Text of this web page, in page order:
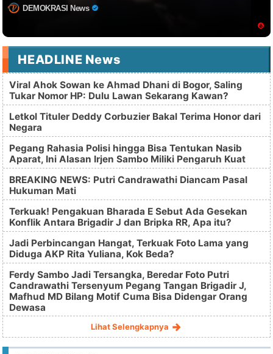
DEMOKRASI News
HEADLINE News
Viral Ahok Sowan ke Ahmad Dhani di Bogor, Saling
Tukar Nomor HP: Dulu Lawan Sekarang Kawan?
Letkol Tituler Deddy Corbuzier Bakal Terima Honor dari
Negara
Pegang Rahasia Polisi hingga Bisa Tentukan Nasib
Aparat, Ini Alasan Irjen Sambo Miliki Pengaruh Kuat
BREAKING NEWS: Putri Candrawathi Diancam Pasal
Hukuman Mati
Terkuak! Pengakuan Bharada E Sebut Ada Gesekan
Konflik Antara Brigadir J dan Bripka RR, Apa itu?
Jadi Perbincangan Hangat, Terkuak Foto Lama yang
Diduga AKP Rita Yuliana, Kok Beda?
Ferdy Sambo Jadi Tersangka, Beredar Foto Putri
Candrawathi Tersenyum Pegang Tangan Brigadir J,
Mafhud MD Bilang Motif Cuma Bisa Didengar Orang
Dewasa
Lihat Selengkapnya